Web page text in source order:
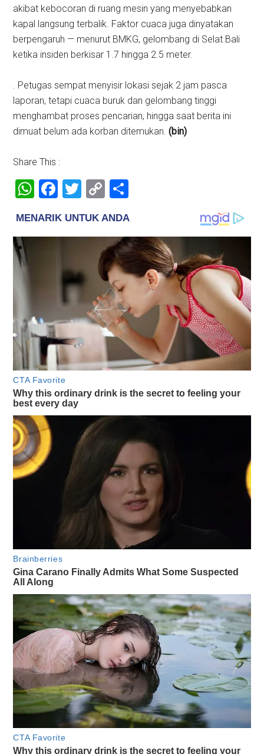
akibat kebocoran di ruang mesin yang menyebabkan
kapal langsung terbalik. Faktor cuaca juga dinyatakan
berpengaruh — menurut BMKG, gelombang di Selat Bali
ketika insiden berkisar 1.7 hingga 2.5 meter.
. Petugas sempat menyisir lokasi sejak 2 jam pasca
laporan, tetapi cuaca buruk dan gelombang tinggi
menghambat proses pencarian, hingga saat berita ini
dimuat belum ada korban ditemukan.(bin)
Share This :
WhatsApp
Facebook
Twitter
Copy